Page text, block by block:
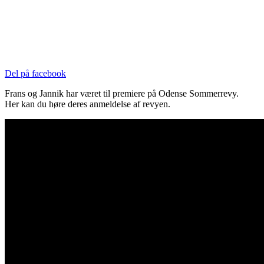
Del på facebook
Frans og Jannik har været til premiere på Odense Sommerrevy.
Her kan du høre deres anmeldelse af revyen.